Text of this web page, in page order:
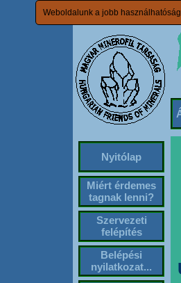
Weboldalunk a jobb
Nyitólap
Miért érdemes
tagnak lenni?
Szervezeti
felépítés
Belépési
nyilatkozat...